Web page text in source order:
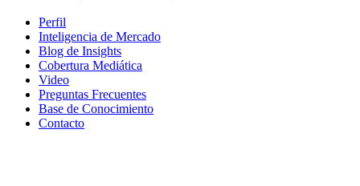
Perfil
Inteligencia de Mercado
Blog de Insights
Cobertura Mediática
Video
Preguntas Frecuentes
Base de Conocimiento
Contacto